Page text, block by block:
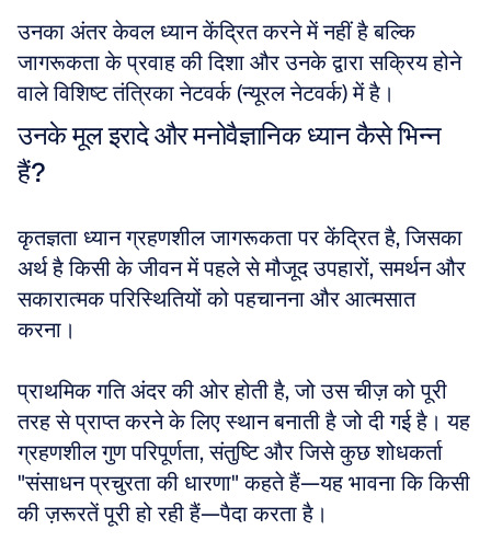
उनका अंतर केवल ध्यान केंद्रित करने में नहीं है बल्कि
जागरूकता के प्रवाह की दिशा और उनके द्वारा सक्रिय होने
वाले विशिष्ट तंत्रिका नेटवर्क (न्यूरल नेटवर्क) में है।
उनके मूल इरादे और मनोवैज्ञानिक ध्यान कैसे भिन्न
हैं?
कृतज्ञता ध्यान ग्रहणशील जागरूकता पर केंद्रित है, जिसका
अर्थ है किसी के जीवन में पहले से मौजूद उपहारों, समर्थन और
सकारात्मक परिस्थितियों को पहचानना और आत्मसात
करना।
प्राथमिक गति अंदर की ओर होती है, जो उस चीज़ को पूरी
तरह से प्राप्त करने के लिए स्थान बनाती है जो दी गई है। यह
ग्रहणशील गुण परिपूर्णता, संतुष्टि और जिसे कुछ शोधकर्ता
"संसाधन प्रचुरता की धारणा" कहते हैं—यह भावना कि किसी
की ज़रूरतें पूरी हो रही हैं—पैदा करता है।